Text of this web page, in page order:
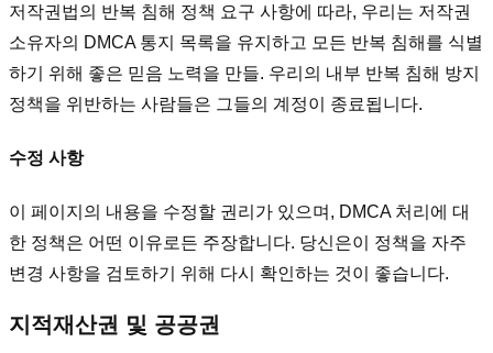
저작권법의 반복 침해 정책 요구 사항에 따라, 우리는 저작권
소유자의 DMCA 통지 목록을 유지하고 모든 반복 침해를 식별
하기 위해 좋은 믿음 노력을 만들. 우리의 내부 반복 침해 방지
정책을 위반하는 사람들은 그들의 계정이 종료됩니다.
수정 사항
이 페이지의 내용을 수정할 권리가 있으며, DMCA 처리에 대
한 정책은 어떤 이유로든 주장합니다. 당신은이 정책을 자주
변경 사항을 검토하기 위해 다시 확인하는 것이 좋습니다.
지적재산권 및 공공권